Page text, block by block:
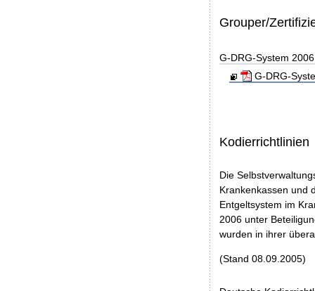
Grouper/
G-DRG-System
G-DRG-
Kodierrichtlinien
Die
Krankenkassen und
Entgeltsystem im
2006 unter
wurden in ihrer
(Stand 08.09.2005)